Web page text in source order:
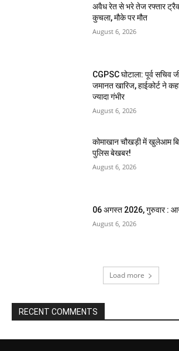
अवैध रेत से भरे तेज रफ्तार
कुचला, मौके पर मौत
August 6, 2026
CGPSC घोटाला: पूर्व सचिव
जमानत खारिज, हाईकोर्ट ने
ज्यादा गंभीर
August 6, 2026
कोमाखान चौखड़ी में खुलेआम
पुलिस बेखबर!
August 6, 2026
06 अगस्त 2026, गुरुवार :
August 6, 2026
Load more
RECENT COMMENTS